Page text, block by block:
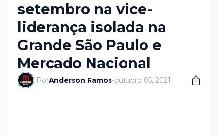
setembro na vice-
liderança isolada na
Grande São Paulo e
Mercado Nacional
PorAnderson Ramos-outubro 05, 2021